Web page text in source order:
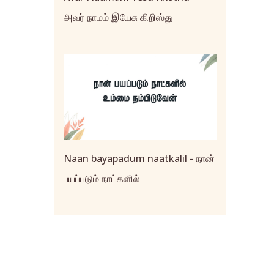
அவர் நாமம் இயேசு கிறிஸ்து
Naan bayapadum naatkalil - நான்
பயப்படும் நாட்களில்